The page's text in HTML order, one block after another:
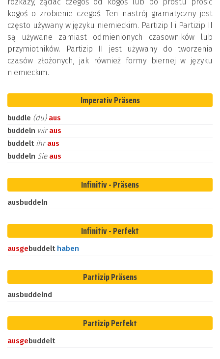
kogoś o zrobienie czegoś. Ten nastrój gramatyczny jest
często używany w języku niemieckim. Partizip I i Partizip II
są używane zamiast odmienionych czasowników lub
przymiotników. Partizip II jest używany do tworzenia
czasów złożonych, jak również formy biernej w języku
niemieckim.
Imperativ Präsens
buddle (du) aus
buddeln wiraus
buddelt ihraus
buddeln Sie aus
Infinitiv - Präsens
ausbuddeln
Infinitiv - Perfekt
ausgebuddelt haben
Partizip Präsens
ausbuddelnd
Partizip Perfekt
ausgebuddelt